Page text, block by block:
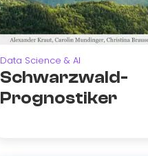
Data Science & AI
Schwarzwald-
Prognostiker